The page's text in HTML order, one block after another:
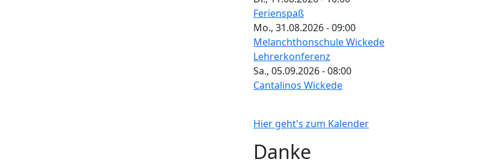
Ferienspaß
Mo., 31.08.2026 - 09:00
Melanchthonschule Wickede
Lehrerkonferenz
Sa., 05.09.2026 - 08:00
Cantalinos Wickede
Hier geht's zum Kalender
Danke